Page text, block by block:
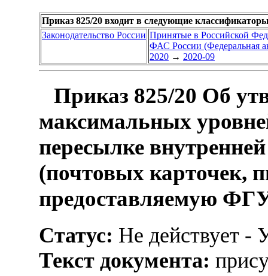
Приказ 825/20 входит в следующие
Законодательство России Принятые в Российской
ФАС России (Федеральная
2020 → 2020-09
Приказ 825/20 Об
максимальных
пересылке
(почтовых карточек,
предоставляемую
Статус: Не действует -
Текст документа: